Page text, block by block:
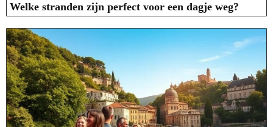
Welke stranden zijn perfect voor een dagje weg?